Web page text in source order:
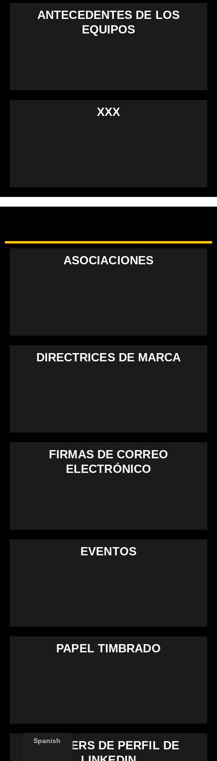
ANTECEDENTES DE LOS
EQUIPOS
XXX
ASOCIACIONES
DIRECTRICES DE MARCA
FIRMAS DE CORREO
ELECTRÓNICO
EVENTOS
PAPEL TIMBRADO
BANNERS DE PERFIL DE
Spanish